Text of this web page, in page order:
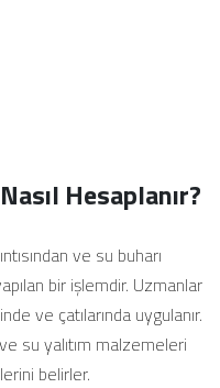
Hesaplanır?
ve su buharı
bir işlemdir. Uzmanlar
ve çatılarında uygulanır.
su yalıtım malzemeleri
belirler.